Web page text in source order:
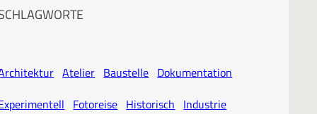
Atelier Baustelle Dokumentation
Fotoreise Historisch Industrie